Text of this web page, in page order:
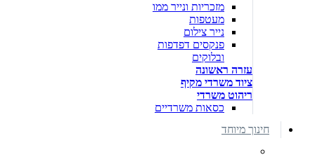
מזכריות ונייר ממו
מעטפות
נייר צילום
פנקסים דפדפות
ובלוקים
עזרה ראשונה
ציוד משרדי מקיף
ריהוט משרדי
כסאות משרדיים
חינוך מיוחד